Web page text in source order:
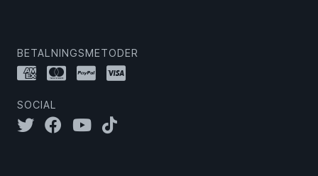
BETALNINGSMETODER
SOCIAL